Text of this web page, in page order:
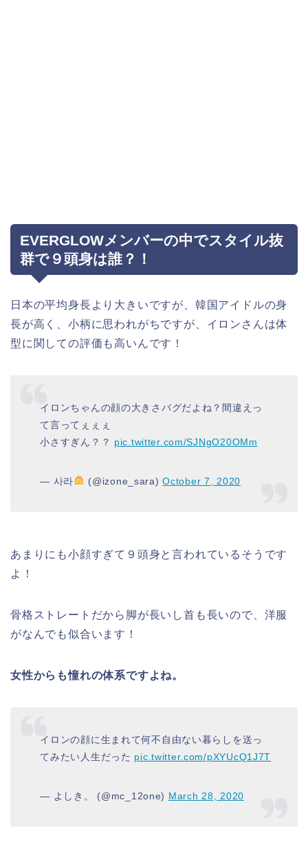
EVERGLOWメンバーの中でスタイル抜
群で９頭身は誰？！
日本の平均身長より大きいですが、韓国アイドルの身
長が高く、小柄に思われがちですが、イロンさんは体
型に関しての評価も高いんです！
イロンちゃんの顔の大きさバグだよね？間違えっ
て言ってぇぇぇ
小さすぎん？？ pic.twitter.com/SJNgO20OMm
— 사라 (@izone_sara)October 7, 2020
あまりにも小顔すぎて９頭身と言われているそうです
よ！
骨格ストレートだから脚が長いし首も長いので、洋服
がなんでも似合います！
女性からも憧れの体系ですよね。
イロンの顔に生まれて何不自由ない暮らしを送っ
てみたい人生だった pic.twitter.com/pXYUcQ1J7T
— よしき。 (@mc_12one) March 28, 2020